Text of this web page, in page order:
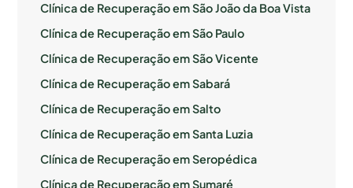
Clínica de Recuperação em São João da Boa Vista
Clínica de Recuperação em São Paulo
Clínica de Recuperação em São Vicente
Clínica de Recuperação em Sabará
Clínica de Recuperação em Salto
Clínica de Recuperação em Santa Luzia
Clínica de Recuperação em Seropédica
Clínica de Recuperação em Sumaré